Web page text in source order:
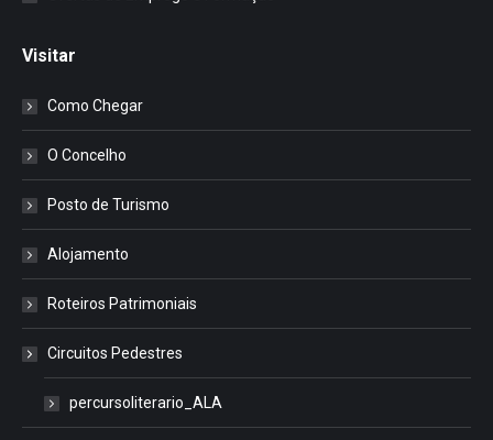
Visitar
Como Chegar
O Concelho
Posto de Turismo
Alojamento
Roteiros Patrimoniais
Circuitos Pedestres
percursoliterario_ALA